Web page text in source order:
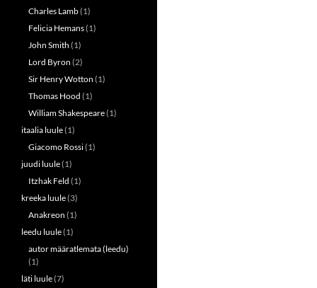
Charles Lamb(1)
Felicia Hemans(1)
John Smith (1)
Lord Byron (2)
Sir Henry Wotton (1)
Thomas Hood (1)
William Shakespeare(1)
itaalia luule(1)
Giacomo Rossi(1)
juudi luule(1)
Itzhak Feld (1)
kreeka luule(3)
Anakreon (1)
leedu luule(1)
autor määratlemata (leedu)
(1)
läti luule(7)